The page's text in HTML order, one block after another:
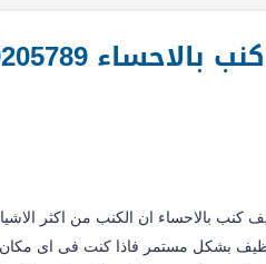
خصم 39%
كنب بالاحساء ان الكنب من اكثر الاشياء
بشكل مستمر فاذا كنت فى اى مكان